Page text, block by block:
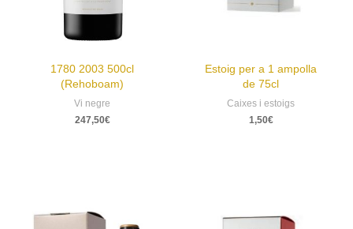
1780 2003 500cl
(Rehoboam)
Vi negre
247,50€
Estoig per a 1 ampolla
de 75cl
Caixes i estoigs
1,50€